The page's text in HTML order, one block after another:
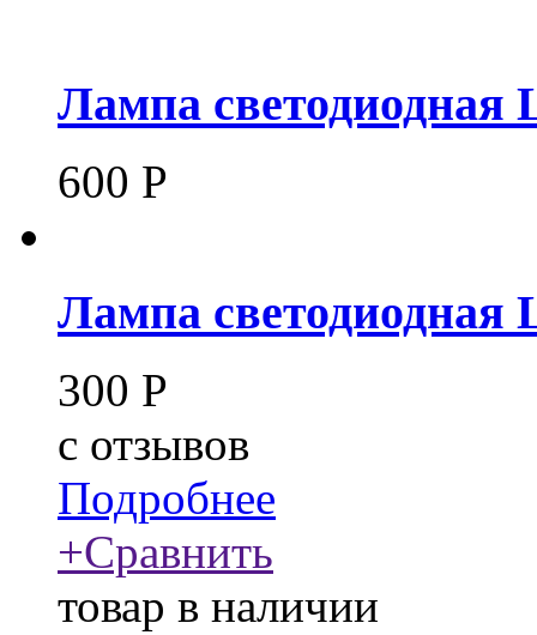
Лампа светодиодная
600 Р
Лампа светодиодная
300 Р
c отзывов
Подробнее
+Сравнить
товар в наличии